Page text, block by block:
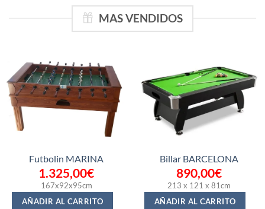
MAS VENDIDOS
Futbolin MARINA
1.325,00€
167x92x95cm
AÑADIR AL CARRITO
Billar BARCELONA
890,00€
213 x 121 x 81cm
AÑADIR AL CARRITO